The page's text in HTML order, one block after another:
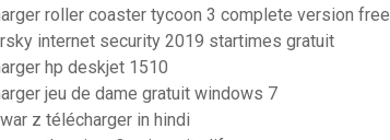
roller coaster tycoon 3 complete version free
internet security 2019 startimes gratuit
hp deskjet 1510
jeu de dame gratuit windows 7
z télécharger in hindi